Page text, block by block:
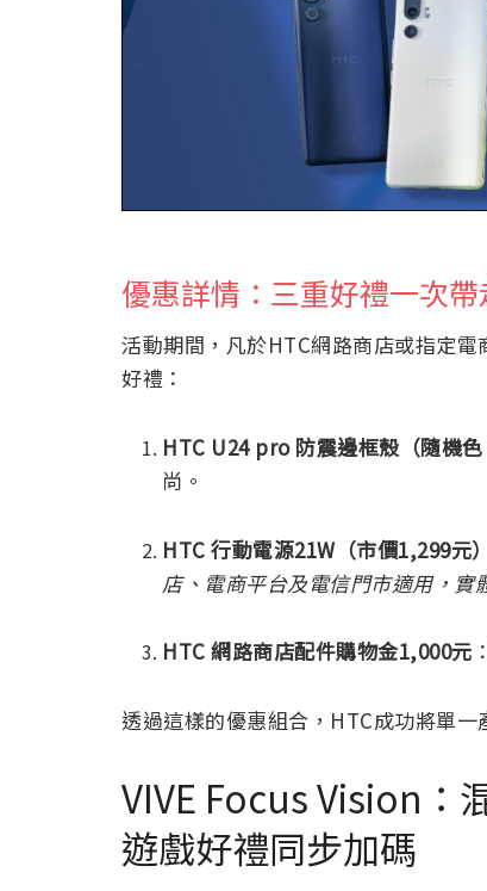
優惠詳情：三重好禮一次帶
活動期間，凡於HTC網路商店或指定
好禮：
HTC U24 pro 防震邊框殼（隨機色
尚。
HTC 行動電源21W（市價1,299元）
店、電商平台及電信門市適用，實
HTC 網路商店配件購物金1,000元
透過這樣的優惠組合，HTC成功將單
VIVE Focus Vision：
遊戲好禮同步加碼